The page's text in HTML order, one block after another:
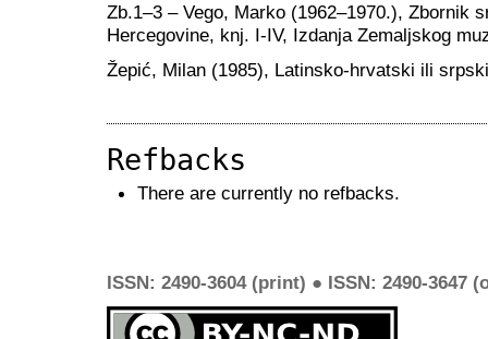
Zb.1–3 – Vego, Marko (1962–1970.), Zbornik
Hercegovine, knj. I-IV, Izdanja Zemaljskog
Žepić, Milan (1985), Latinsko-hrvatski ili
Refbacks
There are currently no refbacks.
ISSN: 2490-3604 (print) ● ISSN: 2490-3647